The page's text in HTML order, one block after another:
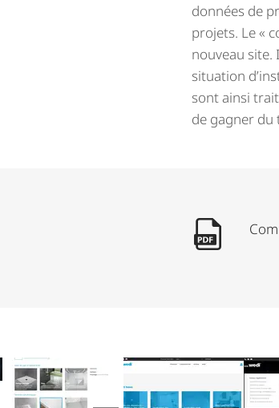
données de
projets. Le «
nouveau site.
situation
sont ainsi
de gagner du